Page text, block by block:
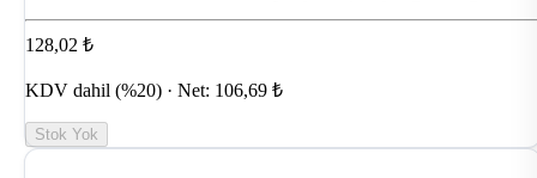
128,02 ₺
KDV dahil (%20) · Net: 106,69 ₺
Stok Yok